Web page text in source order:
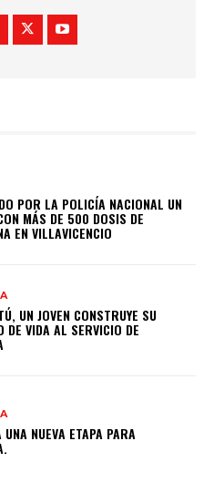
POR LA POLICÍA NACIONAL UN
MÁS DE 500 DOSIS DE
EN VILLAVICENCIO
UN JOVEN CONSTRUYE SU
DE VIDA AL SERVICIO DE
UNA NUEVA ETAPA PARA